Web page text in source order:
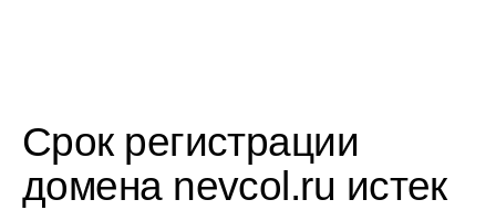
Срок регистрации
домена nevcol.ru истек